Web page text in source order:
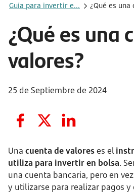
Guía para invertir e... ¿Qué es una
¿Qué es una
valores?
25 de Septiembre de 2024
Una cuenta de valoreses el
utiliza para invertir en bolsa.
una cuenta bancaria, pero en
y utilizarse para realizar pagos y